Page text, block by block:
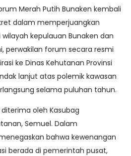
Merah Putih Bunaken kembali
dalam memperjuangkan
kepulauan Bunaken dan
perwakilan forum secara resmi
ke Dinas Kehutanan Provinsi
lanjut atas polemik kawasan
selama puluhan tahun.
oleh Kasubag
Semuel. Dalam
bahwa kewenangan
berada di pemerintah pusat,